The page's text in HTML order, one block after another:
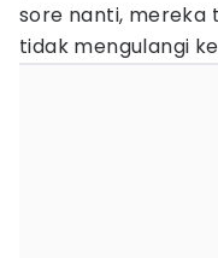
sore nanti, mereka
tidak mengulangi